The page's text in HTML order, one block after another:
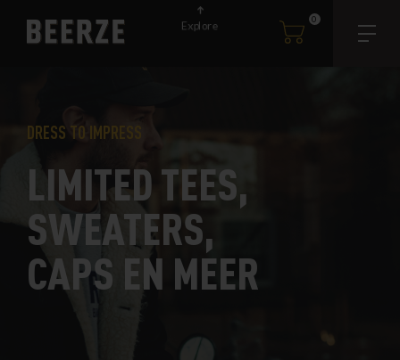
Explore 0
DRESS TO IMPRESS
LIMITED TEES,
SWEATERS,
CAPS EN MEER